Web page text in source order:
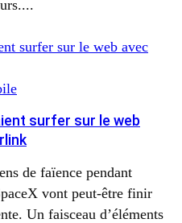
surfer sur le web
de faïence pendant
vont peut-être finir
Un faisceau d’éléments